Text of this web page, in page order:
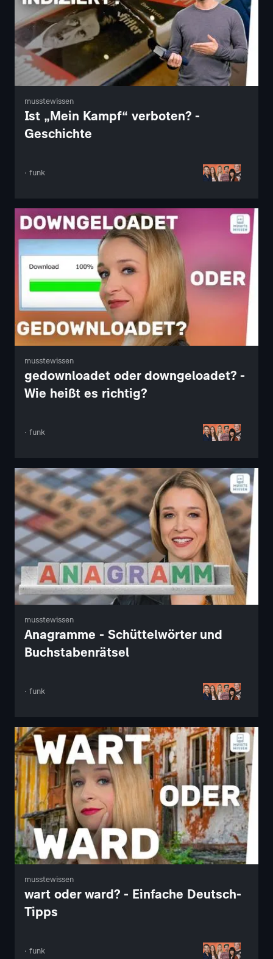
musstewissen
Ist „Mein Kampf“ verboten? -
Geschichte
· funk
musstewissen
gedownloadet oder downgeloadet? -
Wie heißt es richtig?
· funk
musstewissen
Anagramme - Schüttelwörter und
Buchstabenrätsel
· funk
musstewissen
wart oder ward? - Einfache Deutsch-
Tipps
· funk